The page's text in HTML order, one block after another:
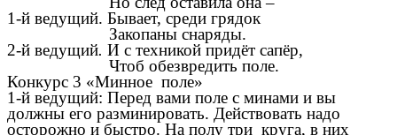
1-й ведущий. Бывает, среди грядок
Закопаны снаряды.
2-й ведущий. И с техникой придёт сапёр,
Чтоб обезвредить поле.
Конкурс 3 «Минное поле»
1-й ведущий: Перед вами поле с минами и вы
должны его разминировать. Действовать надо
осторожно и быстро. На полу три круга, в них